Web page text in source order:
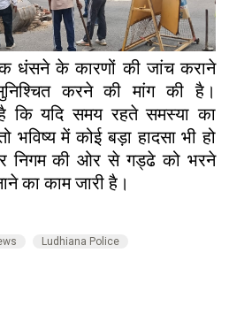
धंसने के कारणों की जांच कराने
करने की मांग की है।
कि यदि समय रहते समस्या का
भविष्य में कोई बड़ा हादसा भी हो
निगम की ओर से गड्ढे को भरने
का काम जारी है।
Ludhiana Police